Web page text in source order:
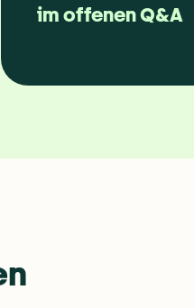
im offenen Q&A